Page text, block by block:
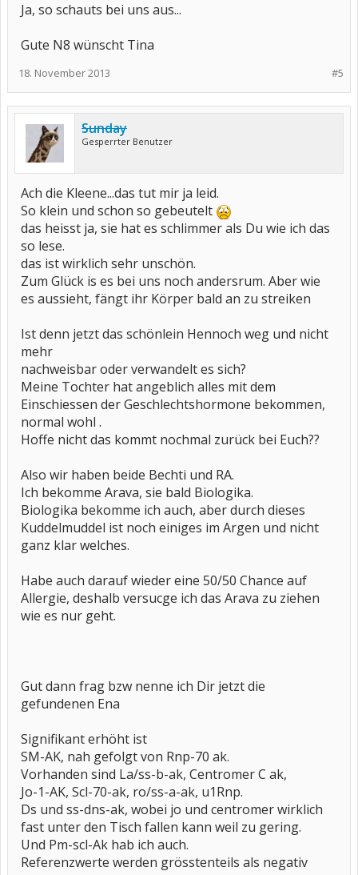
Ja, so schauts bei uns aus...
Gute N8 wünscht Tina
#5
18. November 2013
Sunday
Gesperrter Benutzer
Ach die Kleene...das tut mir ja leid.
So klein und schon so gebeutelt
das heisst ja, sie hat es schlimmer als Du wie ich das
so lese.
das ist wirklich sehr unschön.
Zum Glück is es bei uns noch andersrum. Aber wie
es aussieht, fängt ihr Körper bald an zu streiken
Ist denn jetzt das schönlein Hennoch weg und nicht
mehr
nachweisbar oder verwandelt es sich?
Meine Tochter hat angeblich alles mit dem
Einschiessen der Geschlechtshormone bekommen,
normal wohl .
Hoffe nicht das kommt nochmal zurück bei Euch??
Also wir haben beide Bechti und RA.
Ich bekomme Arava, sie bald Biologika.
Biologika bekomme ich auch, aber durch dieses
Kuddelmuddel ist noch einiges im Argen und nicht
ganz klar welches.
Habe auch darauf wieder eine 50/50 Chance auf
Allergie, deshalb versucge ich das Arava zu ziehen
wie es nur geht.
Gut dann frag bzw nenne ich Dir jetzt die
gefundenen Ena
Signifikant erhöht ist
SM-AK, nah gefolgt von Rnp-70 ak.
Vorhanden sind La/ss-b-ak, Centromer C ak,
Jo-1-AK, Scl-70-ak, ro/ss-a-ak, u1Rnp.
Ds und ss-dns-ak, wobei jo und centromer wirklich
fast unter den Tisch fallen kann weil zu gering.
Und Pm-scl-Ak hab ich auch.
Referenzwerte werden grösstenteils als negativ